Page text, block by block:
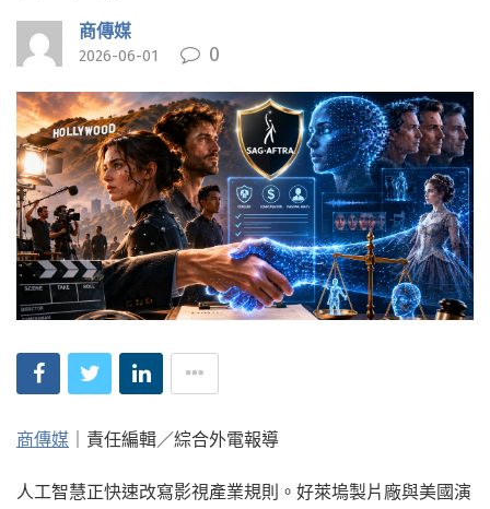
商傳媒
2026-06-01 0
商傳媒 ｜責任編輯／綜合外電報導
人工智慧正快速改寫影視產業規則。好萊塢製片廠與美國演